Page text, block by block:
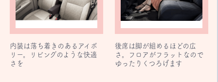
内装は落ち着きのあるアイボ
リー。リビングのような快適
さを
後席は脚が組めるほどの広
さ。フロアがフラットなので
ゆったりくつろげます